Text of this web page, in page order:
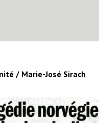
/ Marie-José Sirach